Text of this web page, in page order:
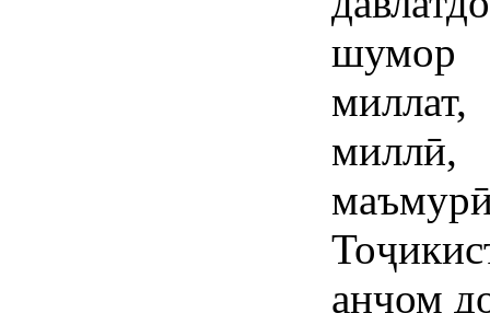
шумор
миллӣ,
анҷом